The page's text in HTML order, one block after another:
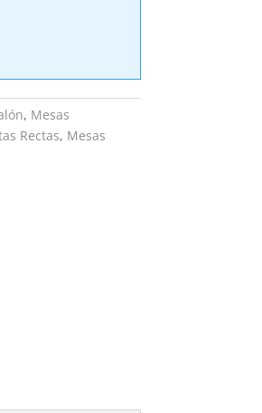
, Mesas
Rectas, Mesas